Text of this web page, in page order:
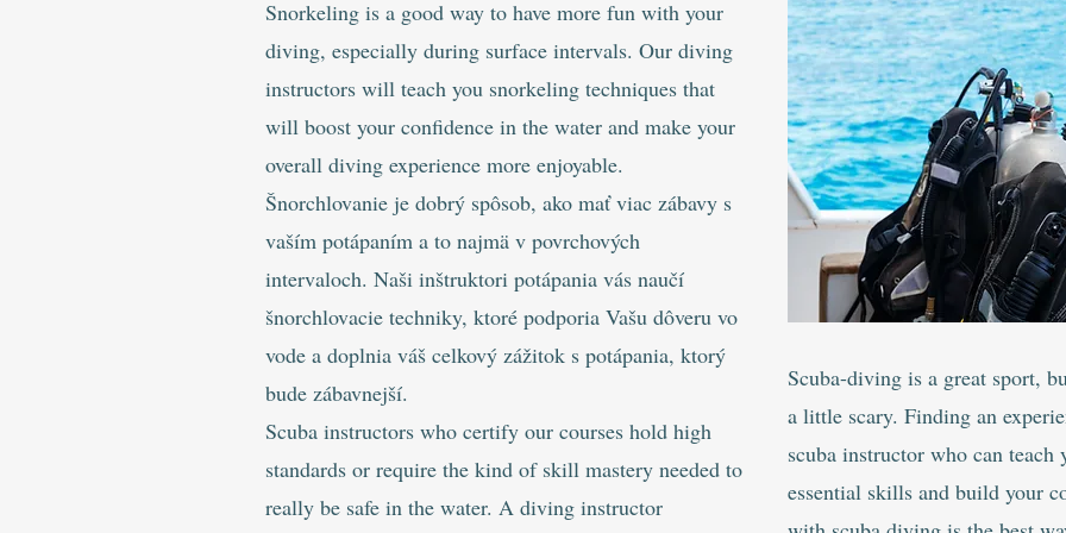
Snorkeling is a good way to have more fun with your
diving, especially during surface intervals. Our diving
instructors will teach you snorkeling techniques that
will boost your confidence in the water and make your
overall diving experience more enjoyable.
Šnorchlovanie je dobrý spôsob, ako mať viac zábavy s
vaším potápaním a to najmä v povrchových
intervaloch. Naši inštruktori potápania vás naučí
šnorchlovacie techniky, ktoré podporia Vašu dôveru vo
vode a doplnia váš celkový zážitok s potápania, ktorý
bude zábavnejší.
Scuba instructors who certify our courses hold high
standards or require the kind of skill mastery needed to
really be safe in the water. A diving instructor
Scuba-diving is a great sport,
a little scary. Finding an
scuba instructor who can teach
essential skills and build your